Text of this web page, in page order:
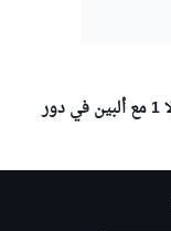
برياتوري يعود إلى الفورمولا 1 مع ألبين في دور